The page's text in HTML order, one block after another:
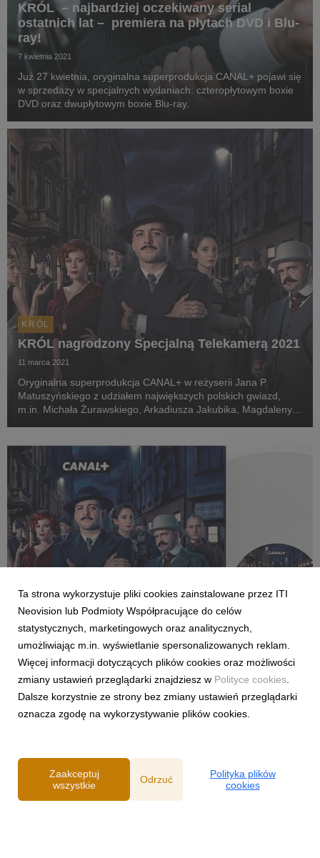
KRÓL – najbardziej oczekiwany serial
ostatnich lat – premiera na płytach DVD i Blu-
ray!
7 kwietnia 2021
Już 27 kwietnia, oryginalna superprodukcja CANAL+ pojawi się
w sprzedaży w specjalnych wydaniach: czteropłytowym boxie
DVD oraz dwupłytowym boxie Blu-ray.
KRÓL
KRÓL nagrodzony Specjalną Telekamerą 2021
11 marca 2021
Oryginalna superprodukcja CANAL+ w reżyserii Jana P.
Matuszyńskiego z udziałem największych polskich gwiazd,
m.in. Michała Żurawskiego, Arkadiusza Jakubika, Magdaleny
KRÓL
Wyjątkowa, limitowana edycja płyty Atanasa
Valkova na białym winylu. Soundtrack do
superprodukcji CANAL+ „KRÓL” dostępny od
17.12.2020 w sklepach muzycznych.
17 grudnia 2020
Ścieżka dźwiękowa do serialu „Król” to synergia żydowskich
oraz słowiańskich brzmień w połączeniu z elementami
sonorystycznymi muzyki współczesnej, oraz minimalizmem
Ta strona wykorzystuje pliki cookies zainstalowane przez ITI
Neovision lub Podmioty Współpracujące do celów
statystycznych, marketingowych oraz analitycznych,
umożliwiając m.in. wyświetlanie spersonalizowanych reklam.
Więcej informacji dotyczących plików cookies oraz możliwości
zmiany ustawień przeglądarki znajdziesz w Polityce cookies
Dalsze korzystnie ze strony bez zmiany ustawień przeglądarki
oznacza zgodę na wykorzystywanie plików cookies.
Zaakceptuj
wszystkie
Odrzuć
Polityka plików
cookies